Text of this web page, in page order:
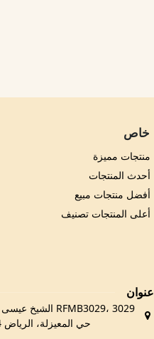
خاص
منتجات مميزة
أحدث المنتجات
أفضل منتجات مبيع
أعلى المنتجات تصنيف
عنوان
حي المعيزلة، الرياض 13234، السعودية